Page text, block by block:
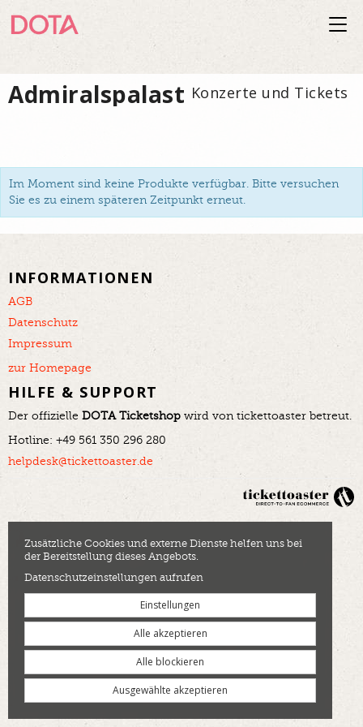
Admiralspalast Konzerte und Tickets
Im Moment sind keine Produkte verfügbar. Bitte versuchen
Sie es zu einem späteren Zeitpunkt erneut.
INFORMATIONEN
AGB
Datenschutz
Impressum
zur Homepage
HILFE & SUPPORT
Der offizielle DOTA Ticketshop wird von tickettoaster betreut.
Hotline: +49 561 350 296 280
helpdesk@tickettoaster.de
Zusätzliche Cookies und externe Dienste helfen uns bei
der Bereitstellung dieses Angebots.
Datenschutzeinstellungen aufrufen
Einstellungen
Alle akzeptieren
Alle blockieren
Ausgewählte akzeptieren